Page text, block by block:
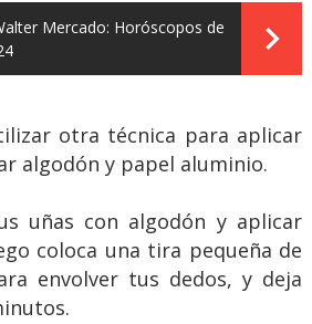
Mercado: Horóscopos de
otra técnica para aplicar
algodón y papel aluminio.
uñas con algodón y aplicar
coloca una tira pequeña de
envolver tus dedos, y deja